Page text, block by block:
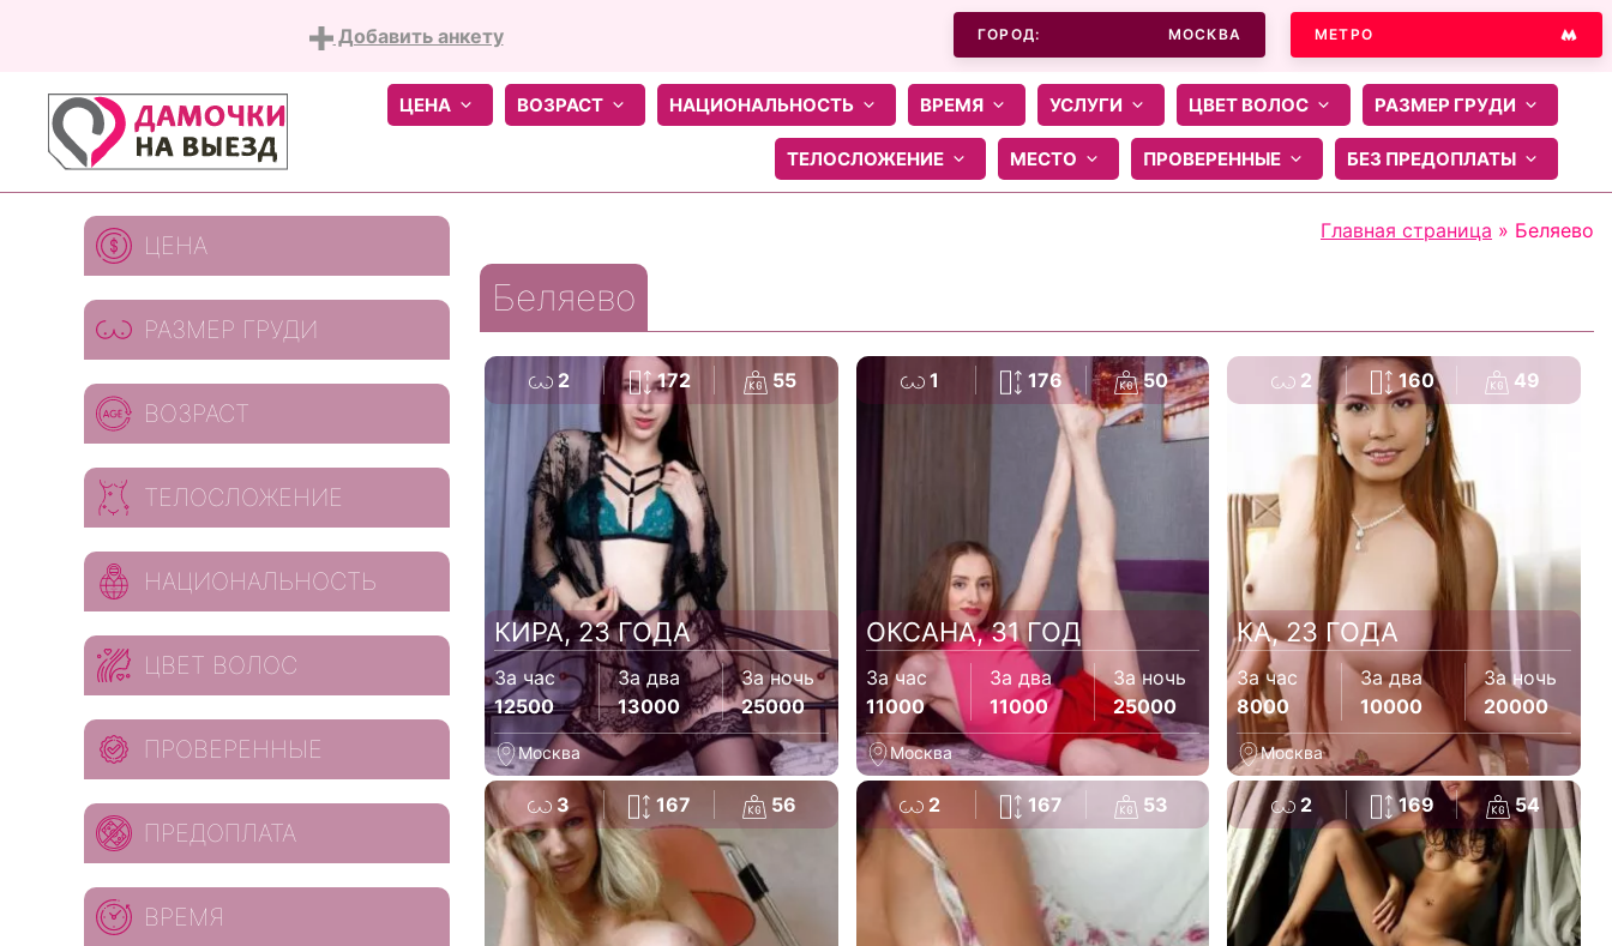
Добавить анкету ГОРОД: МОСКВА МЕТРО
ЦЕНА ВОЗРАСТ НАЦИОНАЛЬНОСТЬ ВРЕМЯ УСЛУГИ ЦВЕТ ВОЛОС РАЗМЕР ГРУДИ
ТЕЛОСЛОЖЕНИЕ МЕСТО ПРОВЕРЕННЫЕ БЕЗ ПРЕДОПЛАТЫ
Главная страница » Беляево
Беляево
2 172 55
КИРА, 23 ГОДА
За час
12500
За два
13000
За ночь
25000
Москва
1 176 50
ОКСАНА, 31 ГОД
За час
11000
За два
11000
За ночь
25000
Москва
2 160 49
КА, 23 ГОДА
За час
8000
За два
10000
За ночь
20000
Москва
3 167 56 2 167 53 2 169 54
ЦЕНА
РАЗМЕР ГРУДИ
ВОЗРАСТ
ТЕЛОСЛОЖЕНИЕ
НАЦИОНАЛЬНОСТЬ
ЦВЕТ ВОЛОС
ПРОВЕРЕННЫЕ
ПРЕДОПЛАТА
ВРЕМЯ